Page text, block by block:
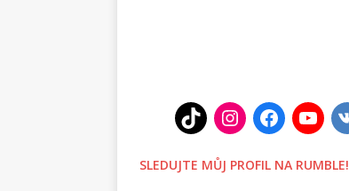
SLEDUJTE MŮJ PROFIL NA RUMBLE!